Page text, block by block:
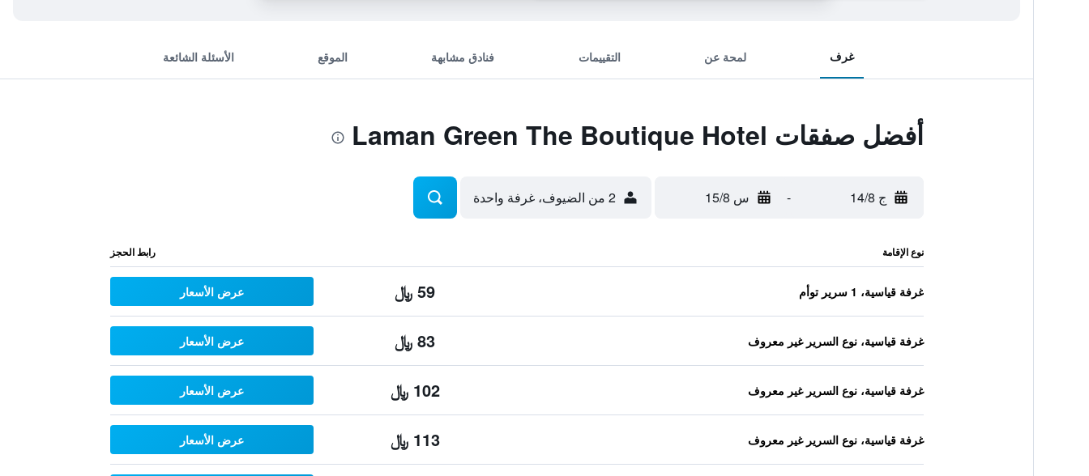
غرف لمحة عن التقييمات فنادق مشابهة الموقع الأسئلة الشائعة
أفضل صفقات Laman Green The Boutique Hotel
ج 14/8 - س 15/8 2 من الضيوف، غرفة واحدة
نوع الإقامة رابط الحجز
غرفة قياسية، 1 سرير توأم 59 ﷼ عرض الأسعار
غرفة قياسية، نوع السرير غير معروف 83 ﷼ عرض الأسعار
غرفة قياسية، نوع السرير غير معروف 102 ﷼ عرض الأسعار
غرفة قياسية، نوع السرير غير معروف 113 ﷼ عرض الأسعار